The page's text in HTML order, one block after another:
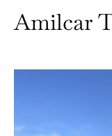
Amilcar